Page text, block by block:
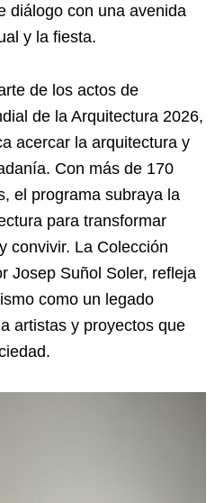
diálogo con una avenida
y la fiesta.
de los actos de
de la Arquitectura 2026,
acercar la arquitectura y
Con más de 170
el programa subraya la
para transformar
convivir. La Colección
Josep Suñol Soler, refleja
como un legado
artistas y proyectos que